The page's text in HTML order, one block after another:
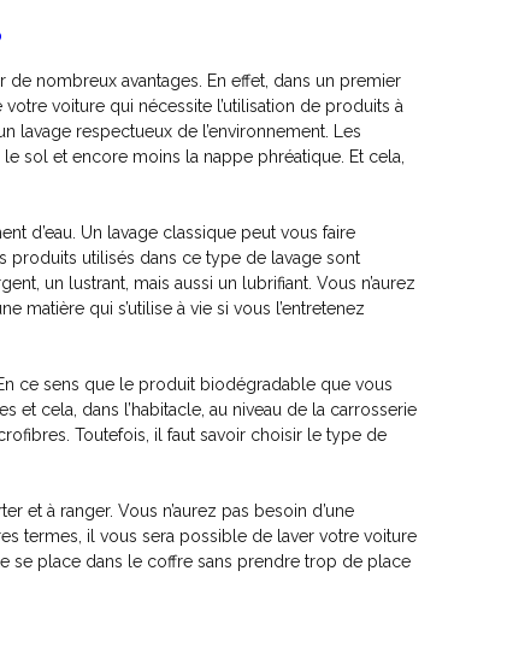
nombreux avantages. En effet, dans un premier
voiture qui nécessite l’utilisation de produits à
lavage respectueux de l’environnement. Les
sol et encore moins la nappe phréatique. Et cela,
d’eau. Un lavage classique peut vous faire
produits utilisés dans ce type de lavage sont
un lustrant, mais aussi un lubrifiant. Vous n’aurez
matière qui s’utilise à vie si vous l’entretenez
ce sens que le produit biodégradable que vous
et cela, dans l’habitacle, au niveau de la carrosserie
Toutefois, il faut savoir choisir le type de
et à ranger. Vous n’aurez pas besoin d’une
termes, il vous sera possible de laver votre voiture
se place dans le coffre sans prendre trop de place